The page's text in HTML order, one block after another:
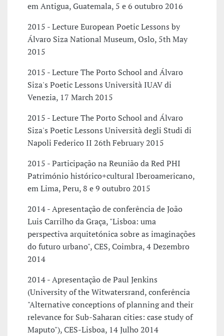
em Antigua, Guatemala, 5 e 6 outubro 2016
2015 - Lecture European Poetic Lessons by
Álvaro Siza National Museum, Oslo, 5th May
2015
2015 - Lecture The Porto School and Álvaro
Siza's Poetic Lessons Università IUAV di
Venezia, 17 March 2015
2015 - Lecture The Porto School and Álvaro
Siza's Poetic Lessons Università degli Studi di
Napoli Federico II 26th February 2015
2015 - Participação na Reunião da Red PHI
Património histórico+cultural Iberoamericano,
em Lima, Peru, 8 e 9 outubro 2015
2014 - Apresentação de conferência de João
Luis Carrilho da Graça, "Lisboa: uma
perspectiva arquitetónica sobre as imaginações
do futuro urbano", CES, Coimbra, 4 Dezembro
2014
2014 - Apresentação de Paul Jenkins
(University of the Witwatersrand, conferência
"Alternative conceptions of planning and their
relevance for Sub-Saharan cities: case study of
Maputo"), CES-Lisboa, 14 Julho 2014